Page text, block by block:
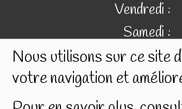
Nous utilisons sur ce site
votre navigation et
Vendredi :
Samedi :